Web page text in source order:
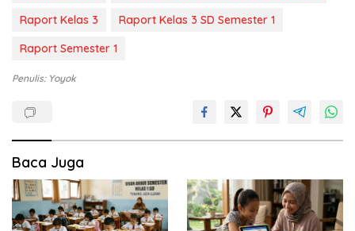
Raport Kelas 3
Raport Kelas 3 SD Semester 1
Raport Semester 1
Penulis: Yoyok
Baca Juga